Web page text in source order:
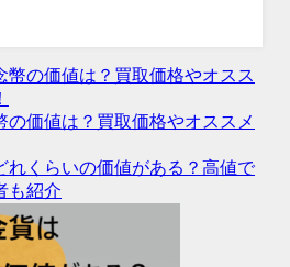
の価値は？買取価格やオススメ
れくらいの価値がある？高値で
も紹介